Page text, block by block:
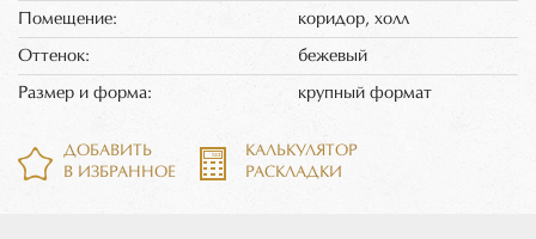
Помещение: коридор, холл
Оттенок: бежевый
Размер и форма: крупный формат
ДОБАВИТЬ
В ИЗБРАННОЕ
КАЛЬКУЛЯТОР
РАСКЛАДКИ